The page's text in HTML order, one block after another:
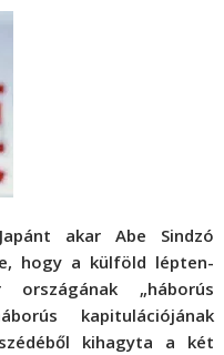
akar Abe Sindzó
hogy a külföld lépten-
„háborús
kapitulációjának
kihagyta a két